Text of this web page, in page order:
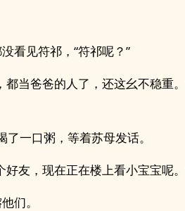
看见符祁，“符祁呢？”
当爸爸的人了，还这幺不稳重
一口粥，等着苏母发话。
友，现在正在楼上看小宝宝呢
们。